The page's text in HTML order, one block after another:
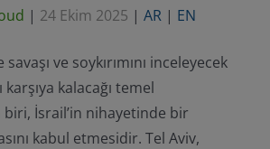
| 24 Ekim 2025 | AR | EN
ve soykırımını inceleyecek
kalacağı temel
İsrail’in nihayetinde bir
kabul etmesidir. Tel Aviv,